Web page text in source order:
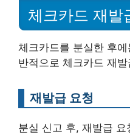
체크카드 재발
체크카드를 분실한 후
반적으로 체크카드 재
재발급 요청
분실 신고 후, 재발급